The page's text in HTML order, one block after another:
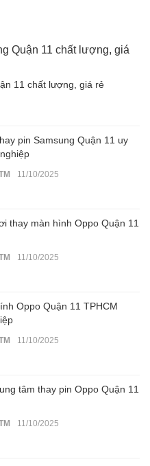
11 chất lượng, giá rẻ
pin Samsung Quận 11 uy
11/10/2025
thay màn hình Oppo Quận 11
11/10/2025
Oppo Quận 11 TPHCM
11/10/2025
tâm thay pin Oppo Quận 11
11/10/2025